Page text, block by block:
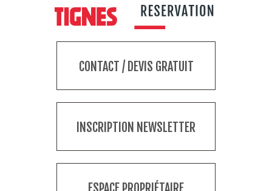
CONTACT / DEVIS GRATUIT
INSCRIPTION NEWSLETTER